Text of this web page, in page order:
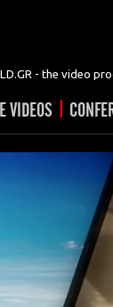
- the video
VIDEOS |